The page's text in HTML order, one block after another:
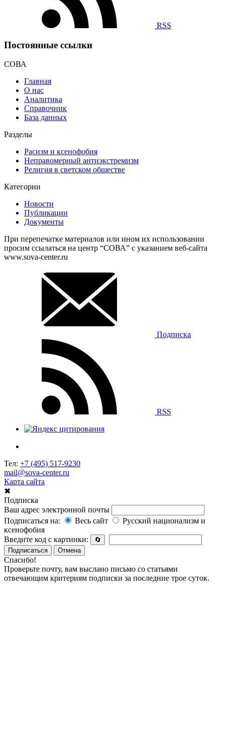
RSS
Постоянные ссылки
СОВА
Главная
О нас
Аналитика
Справочник
База данных
Разделы
Расизм и ксенофобия
Неправомерный антиэкстремизм
Религия в светском обществе
Категории
Новости
Публикации
Документы
При перепечатке материалов или ином их использовании
просим ссылаться на центр “СОВА” с указанием веб-сайта
www.sova-center.ru
Подписка
RSS
Тел: +7 (495) 517-9230
mail@sova-center.ru
Карта сайта
✖
Подписка
Ваш адрес электронной почты
Подписаться на:
Весь сайт
Русский национализм и
ксенофобия
Введите код с картинки:
🔄
Подписаться
Отмена
Спасибо!
Проверьте почту, вам выслано письмо со статьями
отвечающим критериям подписки за последние трое суток.